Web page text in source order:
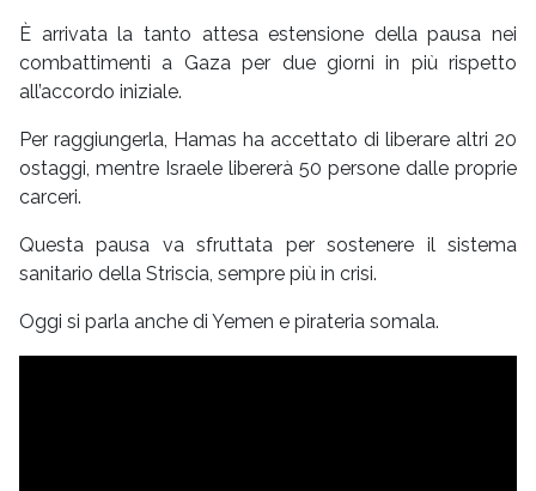
È arrivata la tanto attesa estensione della pausa nei
combattimenti a Gaza per due giorni in più rispetto
all’accordo iniziale.
Per raggiungerla, Hamas ha accettato di liberare altri 20
ostaggi, mentre Israele libererà 50 persone dalle proprie
carceri.
Questa pausa va sfruttata per sostenere il sistema
sanitario della Striscia, sempre più in crisi.
Oggi si parla anche di Yemen e pirateria somala.